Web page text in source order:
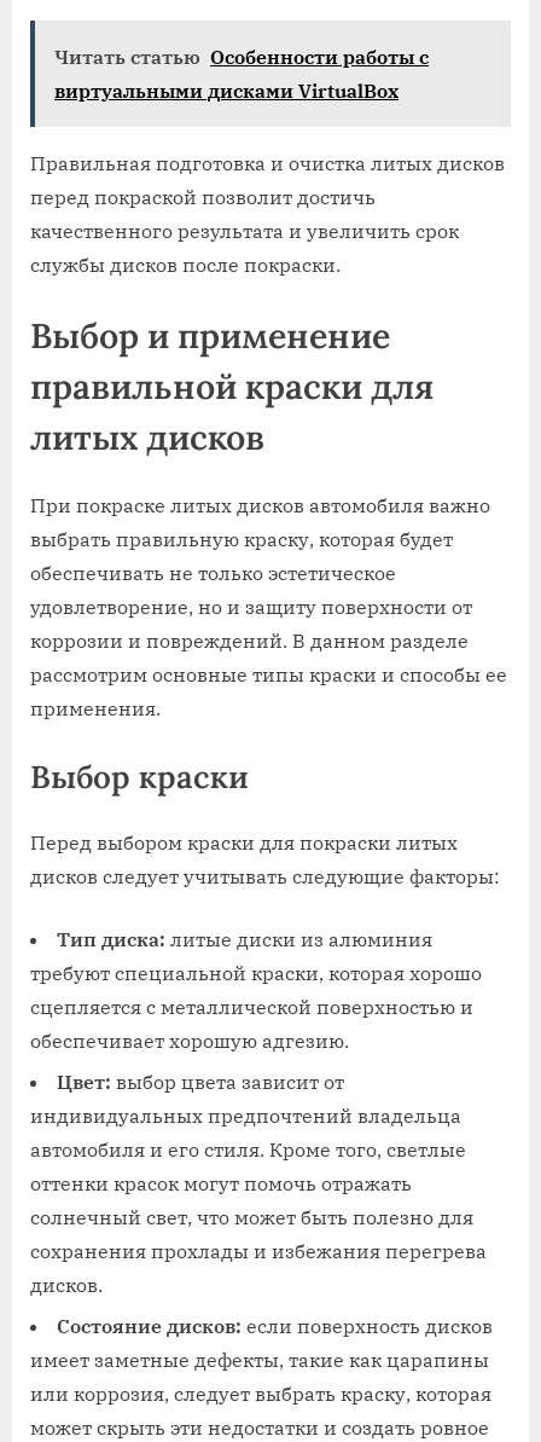
Читать статью Особенности работы с
виртуальными дискaми VirtualBox
Правильная подготовка и очистка литых дисков
перед покраской позволит достичь
качественного результата и увеличить срок
службы дисков после покраски.
Выбор и применение
правильной краски для
литых дисков
При покраске литых дисков автомобиля важно
выбрать правильную краску, которая будет
обеспечивать не только эстетическое
удовлетворение, но и защиту поверхности от
коррозии и повреждений. В данном разделе
рассмотрим основные типы краски и способы ее
применения.
Выбор краски
Перед выбором краски для покраски литых
дисков следует учитывать следующие факторы:
Тип диска: литые диски из алюминия
требуют специальной краски, которая хорошо
сцепляется с металлической поверхностью и
обеспечивает хорошую адгезию.
Цвет: выбор цвета зависит от
индивидуальных предпочтений владельца
автомобиля и его стиля. Кроме того, светлые
оттенки красок могут помочь отражать
солнечный свет, что может быть полезно для
сохранения прохлады и избежания перегрева
дисков.
Состояние дисков: если поверхность дисков
имеет заметные дефекты, такие как царапины
или коррозия, следует выбрать краску, которая
может скрыть эти недостатки и создать ровное